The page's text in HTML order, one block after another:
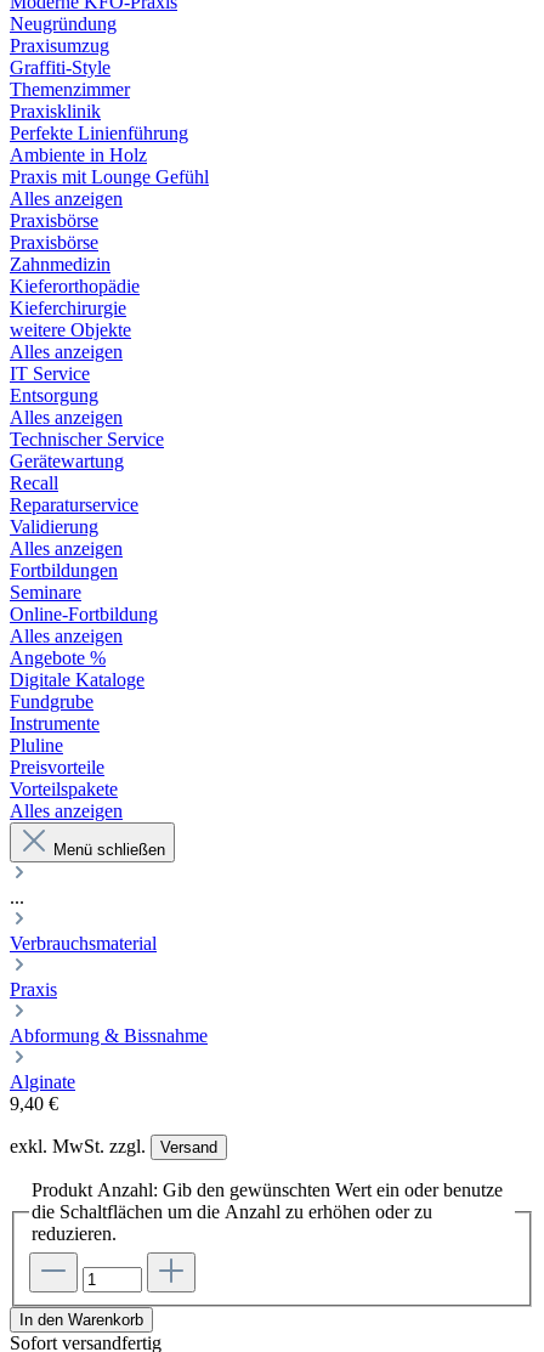
Neugründung
Praxisumzug
Graffiti-Style
Themenzimmer
Praxisklinik
Perfekte Linienführung
Ambiente in Holz
Praxis mit Lounge Gefühl
Alles anzeigen
Praxisbörse
Praxisbörse
Zahnmedizin
Kieferorthopädie
Kieferchirurgie
weitere Objekte
Alles anzeigen
IT Service
Entsorgung
Alles anzeigen
Technischer Service
Gerätewartung
Recall
Reparaturservice
Validierung
Alles anzeigen
Fortbildungen
Seminare
Online-Fortbildung
Alles anzeigen
Angebote %
Digitale Kataloge
Fundgrube
Instrumente
Pluline
Preisvorteile
Vorteilspakete
Alles anzeigen
Menü schließen
...
Verbrauchsmaterial
Praxis
Abformung & Bissnahme
Alginate
9,40 €
exkl. MwSt. zzgl. Versand
Produkt Anzahl: Gib den gewünschten Wert ein oder benutze
die Schaltflächen um die Anzahl zu erhöhen oder zu
reduzieren.
In den Warenkorb
Sofort versandfertig